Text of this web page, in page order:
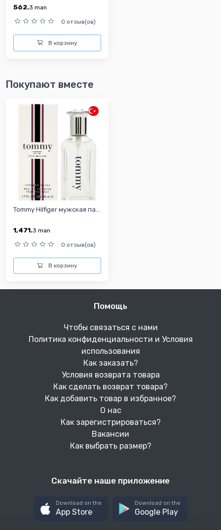
562.3 man
0 отзыв(ов)
В корзину
Покупают вместе
Tommy Hilfiger мужская па...
1,471.3 man
0 отзыв(ов)
В корзину
Помощь
Чтобы связаться с нами
Политика конфиденциальности и Условия
использования
Как заказать?
Условия возврата товара
Как сделать возврат товара?
Как добавить товар в избранное?
О нас
Как зарегистрироваться?
Вакансии
Как выбрать размер?
Скачайте наше приложение
Download on the
App Store
Download on the
Google Play